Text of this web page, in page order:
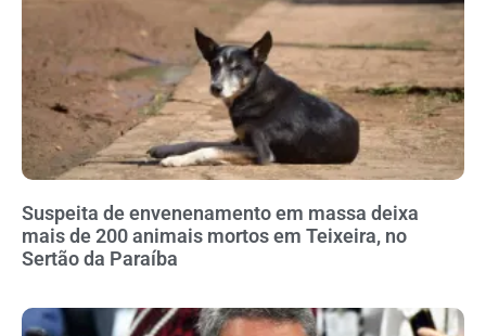
Suspeita de envenenamento em massa deixa
mais de 200 animais mortos em Teixeira, no
Sertão da Paraíba